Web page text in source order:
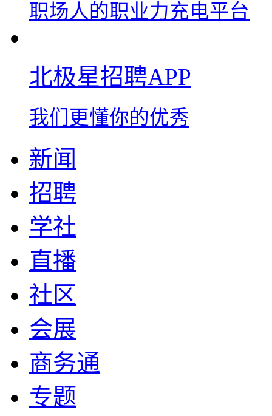
职场人的职业力充电平台
北极星招聘APP
我们更懂你的优秀
新闻
招聘
学社
直播
社区
会展
商务通
专题